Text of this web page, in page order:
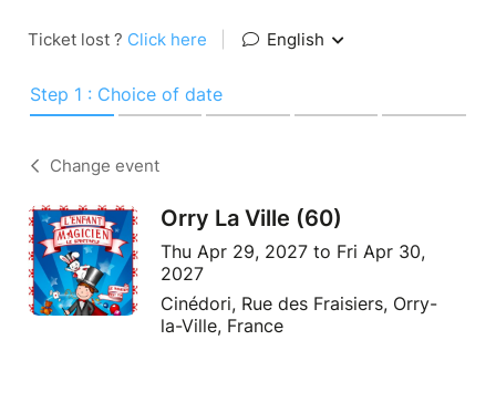
Ticket lost ? Click here English
Step 1 : Choice of date
Change event
Orry La Ville (60)
Thu Apr 29, 2027 to Fri Apr 30,
2027
Cinédori, Rue des Fraisiers, Orry-
la-Ville, France